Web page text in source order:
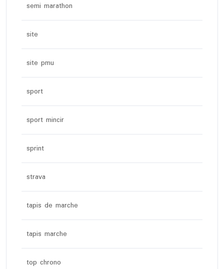
semi marathon
site
site pmu
sport
sport mincir
sprint
strava
tapis de marche
tapis marche
top chrono